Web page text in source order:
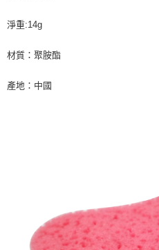
淨重:14g
材質：聚胺酯
產地：中國